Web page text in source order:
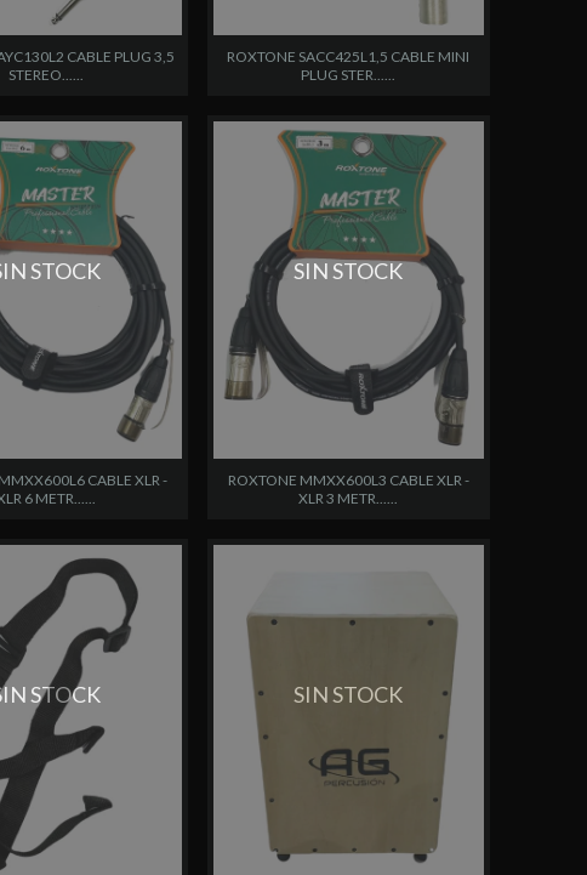
CABLE PLUG 3,5
STEREO......
ROXTONE SACC425L1,5 CABLE MINI
PLUG STER......
STOCK
CABLE XLR -
6 METR......
SIN STOCK
ROXTONE MMXX600L3 CABLE XLR -
XLR 3 METR......
STOCK SIN STOCK